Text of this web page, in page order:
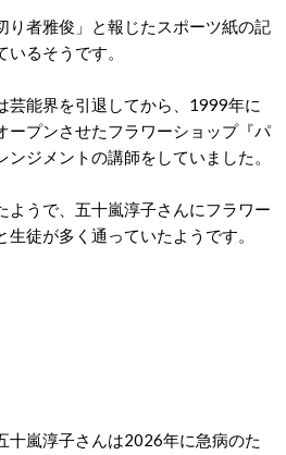
り者雅俊」と報じたスポーツ紙の記
るそうです。
芸能界を引退してから、1999年に
ープンさせたフラワーショップ『パ
ジメントの講師をしていました。
ようで、五十嵐淳子さんにフラワー
徒が多く通っていたようです。
十嵐淳子さんは2026年に急病のた